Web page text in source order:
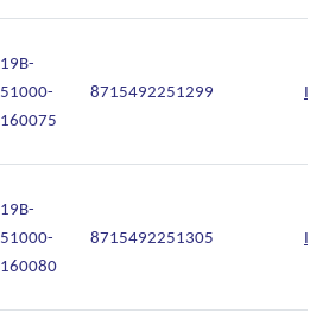
19B-
51000-
160075
8715492251299
19B-
51000-
160080
8715492251305